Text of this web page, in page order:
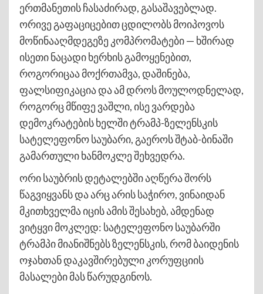
ერთმანეთის ჩასაძირად, გასაშავებლად.
ორივე გაფაციცებით ცდილობს მოიპოვოს
მოწინააღმდეგეზე კომპრომატები — ხშირად
ისეთი ნაცადი ხერხის გამოყენებით,
როგორიცაა მოქრთამვა, დაშინება,
ფალსიფიკაცია და ამ დროს მოულოდნელად,
როგორც მწიფე ვაშლი, ისე ვარდება
დემოკრატების ხელში ტრამპ-ზელენსკის
სატელეფონო საუბარი, გაეროს შტაბ-ბინაში
გამართული ხანმოკლე შეხვედრა.
ორი საუბრის დეტალებში აღწერა შორს
წაგვიყვანს და არც არის საჭირო, ვინაიდან
მკითხველმა იცის ამის შესახებ, ამდენად
ვიტყვი მოკლედ: სატელეფონო საუბარში
ტრამპი მიანიშნებს ზელენსკის, რომ ბაიდენის
ოჯახთან დაკავშირებული კორუფციის
მასალები მას წარუდგინოს.